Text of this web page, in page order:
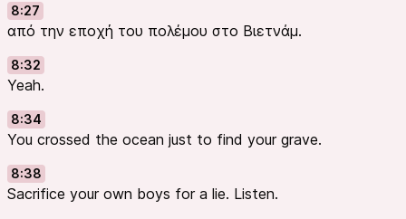
8:27
από την εποχή του πολέμου στο Βιετνάμ.
8:32
Yeah.
8:34
You crossed the ocean just to find your grave.
8:38
Sacrifice your own boys for a lie. Listen.